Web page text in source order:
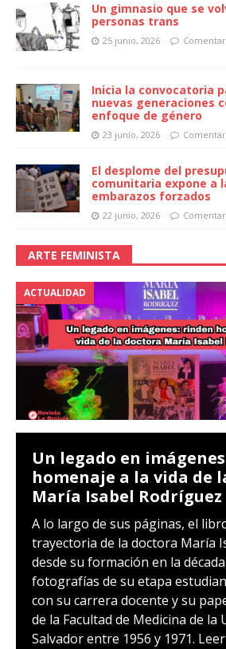
Un gimnasio que se
personas trans
25 junio, 2026
Inicia la convocatoria
nuevas generaciones
enfoque de género
23 junio, 2026
El desplome del
comunitaria expone a
embarazos forzados
22 junio, 2026
ARTE FEMINISTA
ACTUALIDAD
Un legado en
homenaje a la vida de
María Isabel Rodríguez
A lo largo de sus páginas, el
trayectoria de la doctora María
desde su formación en la
fotografías de su etapa
con su carrera docente y su
de la Facultad de Medicina de la
Salvador entre 1956 y 1971.